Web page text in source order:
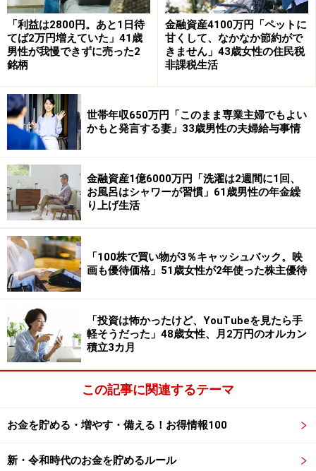
・eMAXIS Slim 米国株式（S＆P500）／確定拠出年金：
2022年から継続中
・eMAXIS Slim新興株マネDC／確定拠出年金：2022年か
ら継続中
・純金積立：2017年から継続中
・ロボットアドバイザーWealthNavi：2020年～2023年ま
で
2017年から積立投資を続けてきたという今回の投稿者。
投資額はeMAXIS Slim 全世界株式（オール・カントリ
ー）で「月7000円」、eMAXIS Slim米国株式（S＆
P500）に「月7000円」、eMAXIS Slim新興株マネDCに
「月7000円」、純金積立に「月3000円」で積み立てして
いるとのこと。
運用実績についてはeMAXIS Slim 全世界株式（オール・
カントリー）が「元本約20万円→運用益込約30万円」、
eMAXIS Slim米国株式（S＆P500）が「元本約20万円→
運用益込約40万円」、eMAXIS Slim新興株マネDCが「元
30万円→運用益込約60万円」と、バランスよくしっかり
と利益を生み出している様子。
「利益は2800円。あと1日待
てば2万円増えていた」41歳
男性が我慢できずに売った2
銘柄
金融資産4100万円「ペットに
甘くして、なかなか節約がで
きません」43歳女性の住民税
非課税生活
世帯年収650万円「このまま専業主婦でもよい
かもと発言する妻」33歳男性の夫婦給与事情
金融資産1億6000万円「洗濯は2週間に1回、
お風呂はシャワーが習慣」61歳男性の年金繰
り上げ生活
「100株で買い物が3％キャッシュバック。映
画も優待価格」51歳女性が2年使った株主優待
「投資は怖かったけど、YouTubeを見たら手
軽そうだった」48歳女性、月2万円のオルカン
積立3カ月
この記事に関連するテーマ
お金を貯める・増やす・備える！お得情報100
新・令和時代のお金を貯めるルール